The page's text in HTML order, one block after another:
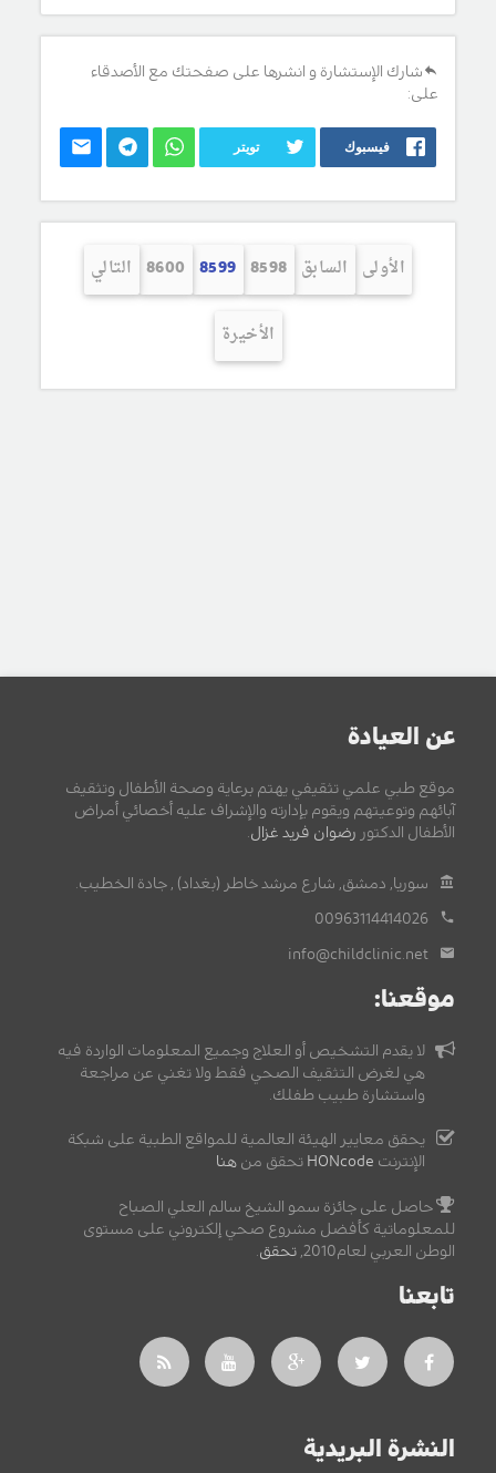
شارك الإستشارة و انشرها على صفحتك مع الأصدقاء
على:
فيسبوك تويتر
الأولى السابق 8598
8599
8600 التالي
الأخيرة
عن العيادة
موقع طبي علمي تثقيفي يهتم برعاية وصحة الأطفال وتثقيف
آبائهم وتوعيتهم ويقوم بإدارته والإشراف عليه أخصائي أمراض
الأطفال الدكتور رضوان فريد غزال
سوريا, دمشق, شارع مرشد خاطر (بغداد) , جادة الخطيب.
00963114414026
info@childclinic.net
موقعنا:
لا يقدم التشخيص أو العلاج وجميع المعلومات الواردة فيه
هي لغرض التثقيف الصحي فقط ولا تغني عن مراجعة
واستشارة طبيب طفلك.
يحقق معايير الهيئة العالمية للمواقع الطبية على شبكة
الإنترنت HONcode تحقق من هنا
حاصل على جائزة سمو الشيخ سالم العلي الصباح
للمعلوماتية كأفضل مشروع صحي إلكتروني على مستوى
الوطن العربي لعام2010,
تحقق
تابعنا
النشرة البريدية